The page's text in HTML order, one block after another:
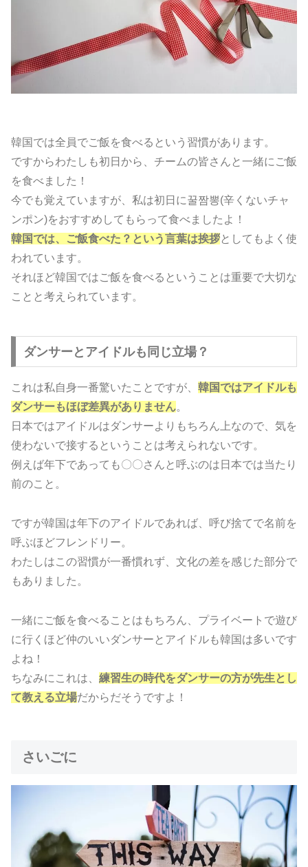
韓国では全員でご飯を食べるという習慣があります。
ですからわたしも初日から、チームの皆さんと一緒にご飯
を食べました！
今でも覚えていますが、私は初日に꿀짬뽕(辛くないチャ
ンポン)をおすすめしてもらって食べましたよ！
韓国では、ご飯食べた？という言葉は挨拶としてもよく使
われています。
それほど韓国ではご飯を食べるということは重要で大切な
ことと考えられています。
ダンサーとアイドルも同じ立場？
これは私自身一番驚いたことですが、 韓国ではアイドルも
ダンサーもほぼ差異がありません。
日本ではアイドルはダンサーよりもちろん上なので、気を
使わないで接するということは考えられないです。
例えば年下であっても〇〇さんと呼ぶのは日本では当たり
前のこと。
ですが韓国は年下のアイドルであれば、呼び捨てで名前を
呼ぶほどフレンドリー。
わたしはこの習慣が一番慣れず、文化の差を感じた部分で
もありました。
一緒にご飯を食べることはもちろん、プライベートで遊び
に行くほど仲のいいダンサーとアイドルも韓国は多いです
よね！
ちなみにこれは、 練習生の時代をダンサーの方が先生とし
て教える立場だからだそうですよ！
さいごに